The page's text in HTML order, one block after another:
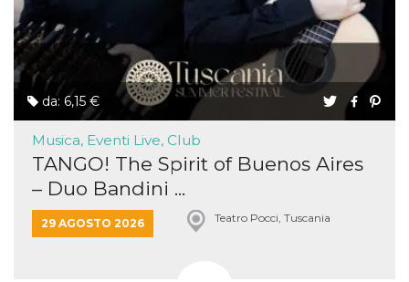
da: 6,15 €
Musica, Eventi Live, Club
TANGO! The Spirit of Buenos Aires
– Duo Bandini ...
29 AGOSTO 2026 Teatro Pocci, Tuscania